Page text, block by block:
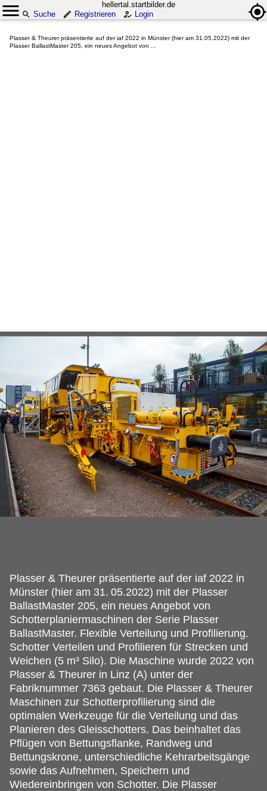
hellertal.startbilder.de
Suche
Registrieren Login
Plasser & Theurer präsentierte auf der iaf 2022 in Münster (hier am 31.05.2022) mit der
Plasser BallastMaster 205, ein neues Angebot von ...
Plasser & Theurer präsentierte auf der iaf 2022 in
Münster (hier am 31. 05.2022) mit der Plasser
BallastMaster 205, ein neues Angebot von
Schotterplaniermaschinen der Serie Plasser
BallastMaster. Flexible Verteilung und Profilierung.
Schotter Verteilen und Profilieren für Strecken und
Weichen (5 m³ Silo). Die Maschine wurde 2022 von
Plasser & Theurer in Linz (A) unter der
Fabriknummer 7363 gebaut. Die Plasser & Theurer
Maschinen zur Schotterprofilierung sind die
optimalen Werkzeuge für die Verteilung und das
Planieren des Gleisschotters. Das beinhaltet das
Pflügen von Bettungsflanke, Randweg und
Bettungskrone, unterschiedliche Kehrarbeitsgänge
sowie das Aufnehmen, Speichern und
Wiedereinbringen von Schotter. Die Plasser